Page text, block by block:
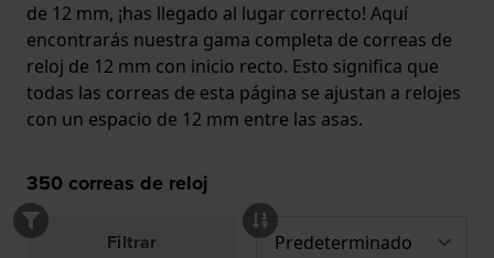
de 12 mm, ¡has llegado al lugar correcto! Aquí
encontrarás nuestra gama completa de correas de
reloj de 12 mm con inicio recto. Esto significa que
todas las correas de esta página se ajustan a relojes
con un espacio de 12 mm entre las asas.
350correas de reloj
Filtrar